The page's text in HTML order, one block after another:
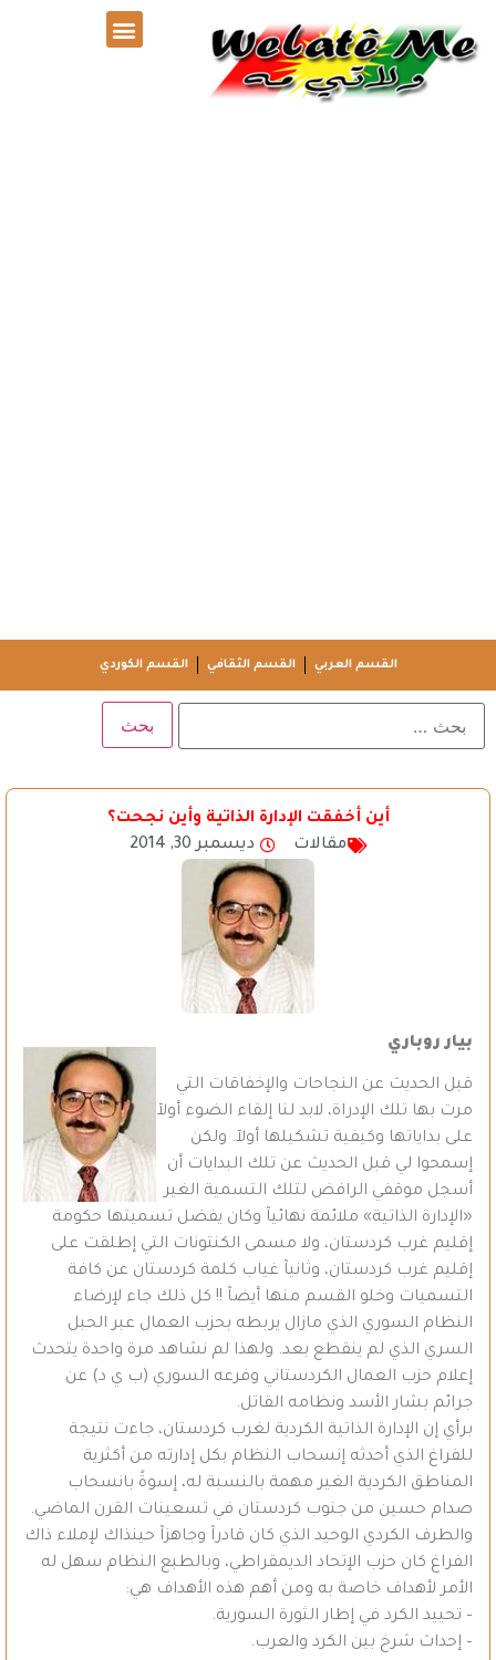
القسم العربي القسم الثقافي القسم الكوردي
أين أخفقت الإدارة الذاتية وأين نجحت؟
مقالات
ديسمبر 30, 2014
بيار روباري
قبل الحديث عن النجاحات والإخفاقات التي
مرت بها تلك الإدراة، لابد لنا إلقاء الضوء أولآ
على بداياتها وكيفية تشكيلها أولآ. ولكن
إسمحوا لي قبل الحديث عن تلك البدايات أن
أسجل موقفي الرافض لتلك التسمية الغير
«الإدارة الذاتية» ملائمة نهائيآ وكان يفضل تسميتها حكومة
إقليم غرب كردستان، ولا مسمى الكنتونات التي إطلقت على
إقليم غرب كردستان، وثانيآ غياب كلمة كردستان عن كافة
التسميات وخلو القسم منها أيضآ !! كل ذلك جاء لإرضاء
النظام السوري الذي مازال يربطه بحزب العمال عبر الحبل
السري الذي لم ينقطع بعد. ولهذا لم نشاهد مرة واحدة يتحدث
إعلام حزب العمال الكردستاني وفرعه السوري (ب ي د) عن
جرائم بشار الأسد ونظامه القاتل.
برأي إن الإدارة الذاتية الكردية لغرب كردستان، جاءت نتيجة
للفراغ الذي أحدثه إنسحاب النظام بكل إدارته من أكثرية
المناطق الكردية الغير مهمة بالنسبة له، إسوةً بانسحاب
صدام حسين من جنوب كردستان في تسعينات القرن الماضي.
والطرف الكردي الوحيد الذي كان قادرآ وجاهزآ حينذاك لإملاء ذاك
الفراغ كان حزب الإتحاد الديمقراطي، وبالطبع النظام سهل له
الأمر لأهداف خاصة به ومن أهم هذه الأهداف هي:
– تحييد الكرد في إطار الثورة السورية.
– إحداث شرخ بين الكرد والعرب.